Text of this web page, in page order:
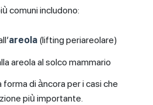
comuni includono:
areola (lifting periareolare)
areola al solco mammario
forma di àncora per i casi che
più importante.